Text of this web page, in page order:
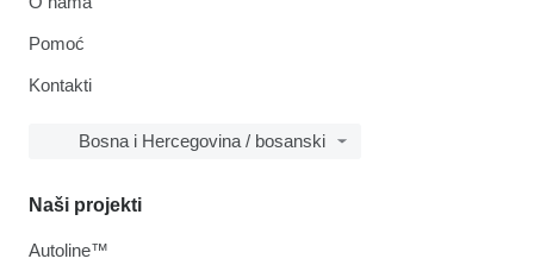
Pomoć
Kontakti
Bosna i Hercegovina / bosanski
Naši projekti
Autoline™